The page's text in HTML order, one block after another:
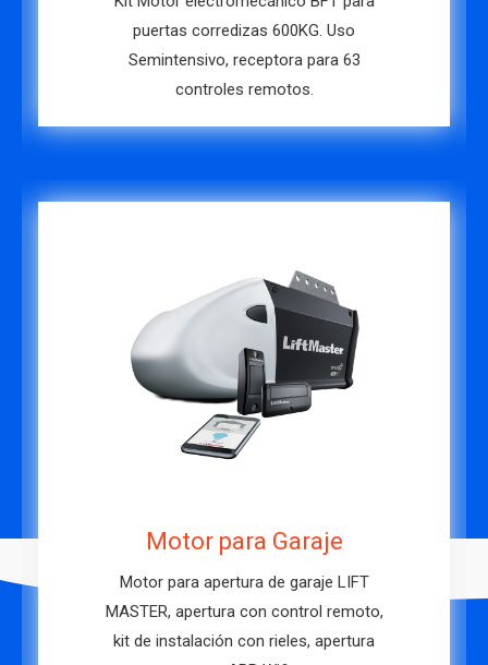
Motor para puertas corredizas
diseñada para garantizar calidad,
solidez y fiabilidad, motores para hojas
de 400 Kg y de 600 Kg.
Motor para cortinas enrollables
Motores industriales marca
LIFTMASTER, para cortinas enrollables,
incluye accesorios.